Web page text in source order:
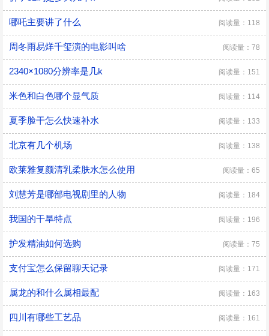
哪吒主要讲了什么 阅读量：118
周冬雨易烊千玺演的电影叫啥 阅读量：78
2340×1080分辨率是几k 阅读量：151
米色和白色哪个显气质 阅读量：114
夏季脸干怎么快速补水 阅读量：133
北京有几个机场 阅读量：138
欧莱雅复颜清乳柔肤水怎么使用 阅读量：65
刘慧芳是哪部电视剧里的人物 阅读量：184
我国的干旱特点 阅读量：196
护发精油如何选购 阅读量：75
支付宝怎么保留聊天记录 阅读量：171
属龙的和什么属相最配 阅读量：163
四川有哪些工艺品 阅读量：161